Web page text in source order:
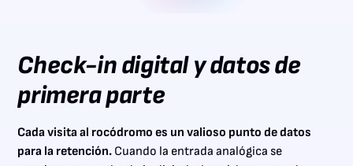
Check-in digital y datos de
primera parte
Cada visita al rocódromo es un valioso punto de datos
para la retención. Cuando la entrada analógica se